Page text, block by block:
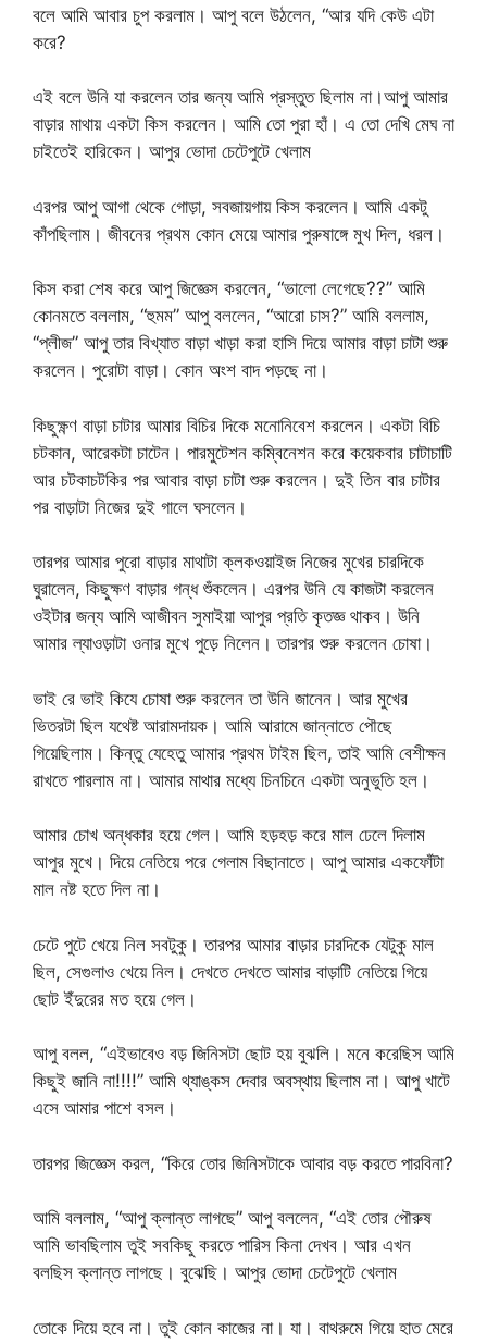
বলে আমি আবার চুপ করলাম। আপু বলে উঠলেন, “আর যদি কেউ এটা
করে?
এই বলে উনি যা করলেন তার জন্য আমি প্রস্তুত ছিলাম না।আপু আমার
বাড়ার মাথায় একটা কিস করলেন। আমি তো পুরা হাঁ। এ তো দেখি মেঘ না
চাইতেই হারিকেন। আপুর ভোদা চেটেপুটে খেলাম
এরপর আপু আগা থেকে গোড়া, সবজায়গায় কিস করলেন। আমি একটু
কাঁপছিলাম। জীবনের প্রথম কোন মেয়ে আমার পুরুষাঙ্গে মুখ দিল, ধরল।
কিস করা শেষ করে আপু জিজ্ঞেস করলেন, “ভালো লেগেছে??” আমি
কোনমতে বললাম, “হুমম” আপু বললেন, “আরো চাস?” আমি বললাম,
“প্লীজ” আপু তার বিখ্যাত বাড়া খাড়া করা হাসি দিয়ে আমার বাড়া চাটা শুরু
করলেন। পুরোটা বাড়া। কোন অংশ বাদ পড়ছে না।
কিছুক্ষ্ণণ বাড়া চাটার আমার বিচির দিকে মনোনিবেশ করলেন। একটা বিচি
চটকান, আরেকটা চাটেন। পারমুটেশন কম্বিনেশন করে কয়েকবার চাটাচাটি
আর চটকাচটকির পর আবার বাড়া চাটা শুরু করলেন। দুই তিন বার চাটার
পর বাড়াটা নিজের দুই গালে ঘসলেন।
তারপর আমার পুরো বাড়ার মাথাটা ক্লকওয়াইজ নিজের মুখের চারদিকে
ঘুরালেন, কিছুক্ষণ বাড়ার গন্ধ শুঁকলেন। এরপর উনি যে কাজটা করলেন
ওইটার জন্য আমি আজীবন সুমাইয়া আপুর প্রতি কৃতজ্ঞ থাকব। উনি
আমার ল্যাওড়াটা ওনার মুখে পুড়ে নিলেন। তারপর শুরু করলেন চোষা।
ভাই রে ভাই কিযে চোষা শুরু করলেন তা উনি জানেন। আর মুখের
ভিতরটা ছিল যথেষ্ট আরামদায়ক। আমি আরামে জান্নাতে পৌছে
গিয়েছিলাম। কিন্তু যেহেতু আমার প্রথম টাইম ছিল, তাই আমি বেশীক্ষন
রাখতে পারলাম না। আমার মাথার মধ্যে চিনচিনে একটা অনুভুতি হল।
আমার চোখ অন্ধকার হয়ে গেল। আমি হড়হড় করে মাল ঢেলে দিলাম
আপুর মুখে। দিয়ে নেতিয়ে পরে গেলাম বিছানাতে। আপু আমার একফোঁটা
মাল নষ্ট হতে দিল না।
চেটে পুটে খেয়ে নিল সবটুকু। তারপর আমার বাড়ার চারদিকে যেটুকু মাল
ছিল, সেগুলাও খেয়ে নিল। দেখতে দেখতে আমার বাড়াটি নেতিয়ে গিয়ে
ছোট ইঁদুরের মত হয়ে গেল।
আপু বলল, “এইভাবেও বড় জিনিসটা ছোট হয় বুঝলি। মনে করেছিস আমি
কিছুই জানি না!!!!” আমি থ্যাঙ্কস দেবার অবস্থায় ছিলাম না। আপু খাটে
এসে আমার পাশে বসল।
তারপর জিজ্ঞেস করল, “কিরে তোর জিনিসটাকে আবার বড় করতে পারবিনা?
আমি বললাম, “আপু ক্লান্ত লাগছে” আপু বললেন, “এই তোর পৌরুষ
আমি ভাবছিলাম তুই সবকিছু করতে পারিস কিনা দেখব। আর এখন
বলছিস ক্লান্ত লাগছে। বুঝেছি। আপুর ভোদা চেটেপুটে খেলাম
তোকে দিয়ে হবে না। তুই কোন কাজের না। যা। বাথরুমে গিয়ে হাত মেরে